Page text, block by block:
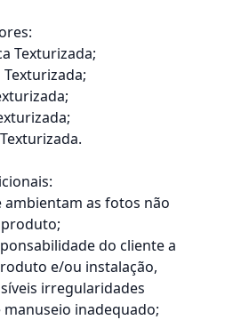
Texturizada;
Texturizada;
ambientam as fotos não
do cliente a
e/ou instalação,
irregularidades
inadequado;